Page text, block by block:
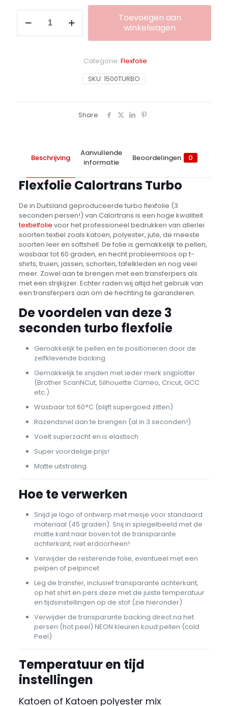
Calortrans
Toevoegen aan
winkelwagen
SKU: 1500TURBO
Categorie: Flexfolie
Share
Beschrijving
Aanvullende
informatie
Beoordelingen 0
Flexfolie Calortrans Turbo
De in Duitsland geproduceerde turbo flexfolie (3
seconden persen!) van Calortrans is een hoge kwaliteit
textielfolie voor het professioneel bedrukken van allerlei
soorten textiel zoals katoen, polyester, jute, de meeste
soorten leer en softshell. De folie is gemakkelijk te pellen,
wasbaar tot 60 graden, en hecht probleemloos op t-
shirts, truien, jassen, schorten, tafelkleden en nog veel
meer. Zowel aan te brengen met een transferpers als
met een strijkijzer. Echter raden wij altijd het gebruik van
een transferpers aan om de hechting te garanderen.
De voordelen van deze 3
seconden turbo flexfolie
Gemakkelijk te pellen en te positioneren door de
zelfklevende backing
Gemakkelijk te snijden met ieder merk snijplotter
(Brother ScanNCut, Silhouette Cameo, Cricut, GCC
etc.)
Wasbaar tot 60°C (blijft supergoed zitten)
Razendsnel aan te brengen (al in 3 seconden!)
Voelt superzacht en is elastisch
Super voordelige prijs!
Matte uitstraling
Hoe te verwerken
Snijd je logo of ontwerp met mesje voor standaard
materiaal (45 graden). Snij in spiegelbeeld met de
matte kant naar boven tot de transparante
achterkant, niet erdoorheen!
Verwijder de resterende folie, eventueel met een
pelpen of pelpincet
Leg de transfer, inclusief transparante achterkant,
op het shirt en pers deze met de juiste temperatuur
en tijdsinstellingen op de stof (zie hieronder)
Verwijder de transparante backing direct na het
persen (hot peel) NEON kleuren koud pellen (cold
Peel)
Temperatuur en tijd
instellingen
Katoen of Katoen polyester mix